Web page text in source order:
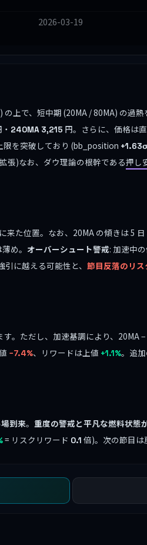
2026-03-19
上で、短中期 (20MA / 80MA) の過
240MA 3,215 円。さらに、価格は
限を突破しており (bb_position
張)なお、ダウ理論の根幹である押し
来た位置。なお、20MA の傾きは 5 日
め。 オーバーシュート警戒: 加速中
に越える可能性と、 節目反落のリス
す。ただし、加速基調により、20MA −
−7.4%、リワードは上値 +1.1%。追
到来。 重度の警戒と平凡な燃料状態
= リスクリワード 0.1 倍)。次の節目は